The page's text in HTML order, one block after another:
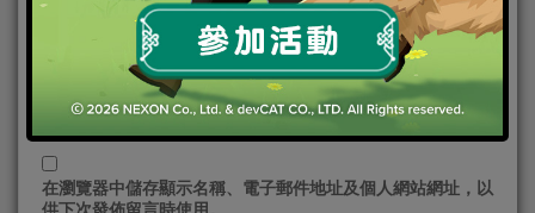
在瀏覽器中儲存顯示名稱、電子郵件地址及個人網站網址，以